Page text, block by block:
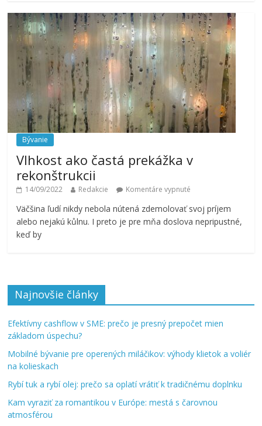
Bývanie
Vlhkost ako častá prekážka v
rekonštrukcii
14/09/2022 Redakcie Komentáre vypnuté
Väčšina ľudí nikdy nebola nútená zdemolovať svoj príjem
alebo nejakú kůlnu. I preto je pre mňa doslova nepripustné,
keď by
Najnovšie články
Efektívny cashflow v SME: prečo je presný prepočet mien
základom úspechu?
Mobilné bývanie pre operených miláčikov: výhody klietok a voliér
na kolieskach
Rybí tuk a rybí olej: prečo sa oplatí vrátiť k tradičnému doplnku
Kam vyraziť za romantikou v Európe: mestá s čarovnou
atmosférou